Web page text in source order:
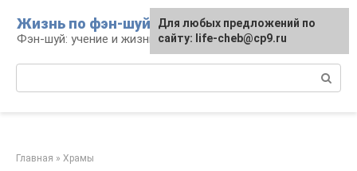
контенту
Жизнь по фэн-шуй
Фэн-шуй: учение и жизнь
Главная » Храмы
Для любых предложений по
сайту: life-cheb@cp9.ru
Для любых предложений по
сайту: life-cheb@cp9.ru